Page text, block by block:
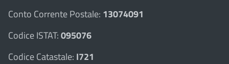
Conto Corrente Postale: 13074091
Codice ISTAT:095076
Codice Catastale: I721